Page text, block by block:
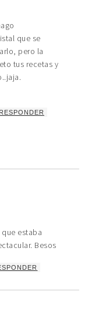
que se
pero la
tus recetas y
RESPONDER
estaba
Besos